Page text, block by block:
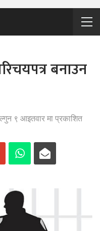
बनाउन
९ आइतवार मा प्रकाशित